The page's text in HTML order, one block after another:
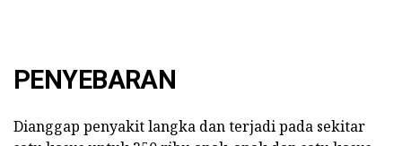
PENYEBARAN
Dianggap penyakit langka dan terjadi pada sekitar